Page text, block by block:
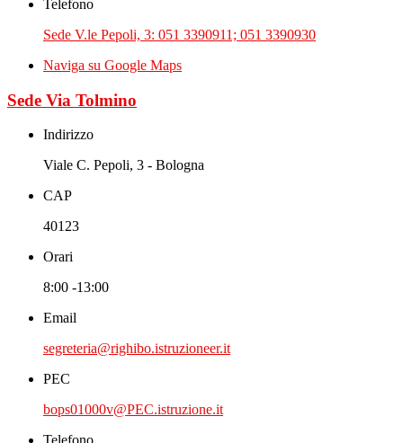
Telefono
Sede V.le Pepoli, 3: 051 3390911; 051 3390930
Naviga su Google Maps
Sede Via Tolmino
Indirizzo
Viale C. Pepoli, 3 - Bologna
CAP
40123
Orari
8:00 -13:00
Email
segreteria@righibo.istruzioneer.it
PEC
bops01000v@PEC.istruzione.it